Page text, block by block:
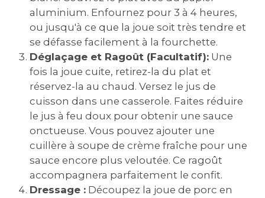
aluminium. Enfournez pour 3 à 4 heures,
ou jusqu'à ce que la joue soit très tendre et
se défasse facilement à la fourchette.
Déglaçage et Ragoût (Facultatif): Une
fois la joue cuite, retirez-la du plat et
réservez-la au chaud. Versez le jus de
cuisson dans une casserole. Faites réduire
le jus à feu doux pour obtenir une sauce
onctueuse. Vous pouvez ajouter une
cuillère à soupe de crème fraîche pour une
sauce encore plus veloutée. Ce ragoût
accompagnera parfaitement le confit.
Dressage : Découpez la joue de porc en